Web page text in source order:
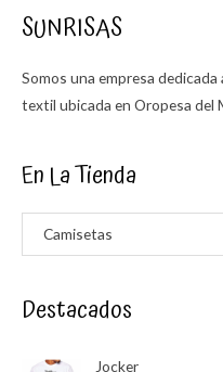
SUNRISAS
Somos una empresa
textil ubicada en Oropesa del
En La Tienda
Camisetas
Destacados
Jocker